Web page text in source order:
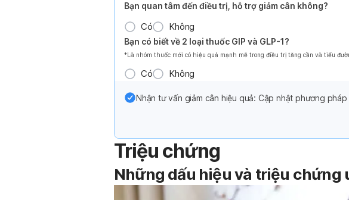
Bạn quan tâm đến điều trị, hỗ trợ giảm cân không?
Có Không
Bạn có biết về 2 loại thuốc GIP và GLP-1?
*Là nhóm thuốc mới có hiệu quả mạnh mẽ trong điều trị tăng cần và tiểu
Có Không
Nhận tư vấn giảm cân hiệu quả: Cập nhật phương
Triệu chứng
Những dấu hiệu và triệu chứng